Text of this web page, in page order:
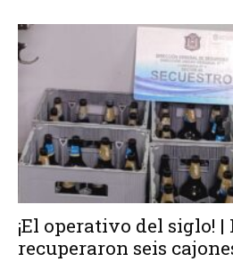
¡El operativo del siglo!
recuperaron seis